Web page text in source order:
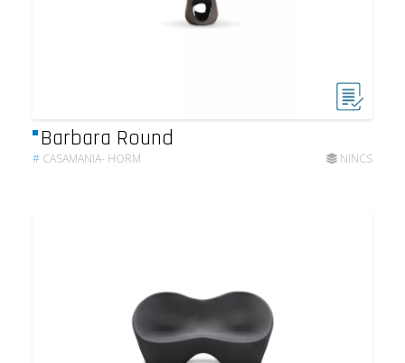
Barbara Round
# CASAMANIA- HORM NINCS